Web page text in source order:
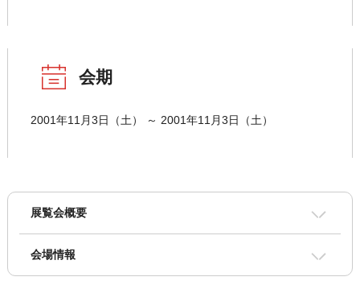
会期
2001年11月3日（土） ～ 2001年11月3日（土）
展覧会概要
会場情報